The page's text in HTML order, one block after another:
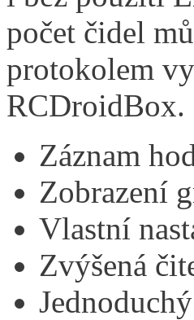
počet čidel
protokolem
RCDroidBox.
Záznam
Zobrazení
Vlastní
Zvýšená